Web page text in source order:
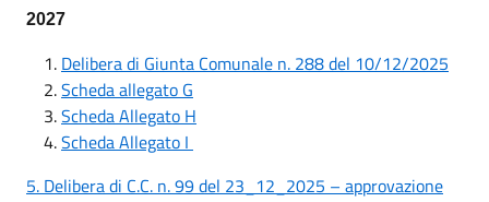
2027
Delibera di Giunta Comunale n. 288 del 10/12/2025
Scheda allegato G
Scheda Allegato H
Scheda Allegato I
5. Delibera di C.C. n. 99 del 23_12_2025 – approvazione